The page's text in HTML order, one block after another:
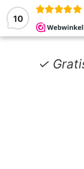
10
✓